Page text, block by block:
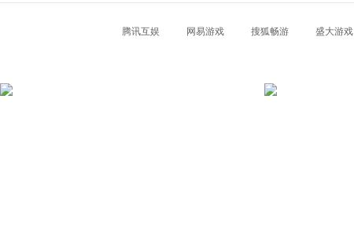
腾讯互娱 网易游戏 搜狐畅游 盛大游戏